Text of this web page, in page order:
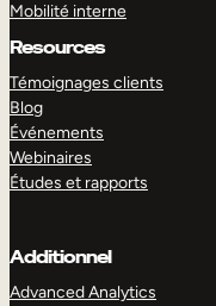
Mobilité interne
Resources
Témoignages clients
Blog
Événements
Webinaires
Études et rapports
Additionnel
Advanced Analytics